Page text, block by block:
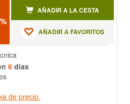
AÑADIR A LA CESTA
AÑADIR A FAVORITOS
6 días
de precio.